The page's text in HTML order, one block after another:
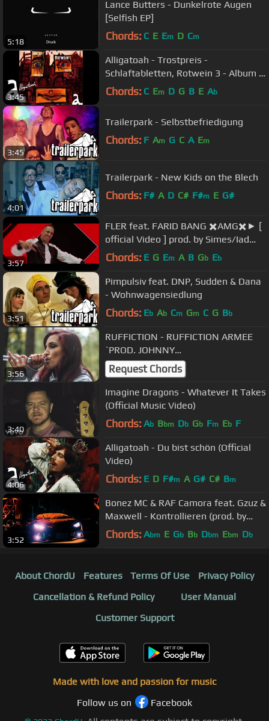
5:18
Lance Butters - Dunkelrote Augen
[Selfish EP]
Chords: C E Em D Cm
3:45
Alligatoah - Trostpreis -
Schlaftabletten, Rotwein 3 - Album -
Track 17
Chords: C Em D G B E Ab
3:45
Trailerpark - Selbstbefriedigung
Chords: F Am G C A Em
4:01
Trailerpark - New Kids on the Blech
Chords: F# A D C# F#m E G#
3:57
FLER feat. FARID BANG ✖️AMG✖️► [
official Video ] prod. by Simes/Iad
Aslan/Bad Grooves
Chords: E G Em A B Gb Eb
3:51
Pimpulsiv feat. DNP, Sudden & Dana
- Wohnwagensiedlung
Chords: Eb Ab Cm Gm C G Bb
3:56
RUFFICTION - RUFFICTION ARMEE
`PROD. JOHNNY
ILLSTRUMENT`(OFFICIAL HD VIDEO)
Request Chords
3:40
Imagine Dragons - Whatever It Takes
(Official Music Video)
Chords: Ab Bbm Db Gb Fm Eb F
4:06
Alligatoah - Du bist schön (Official
Video)
Chords: E D F#m A G# C# Bm
3:52
Bonez MC & RAF Camora feat. Gzuz &
Maxwell - Kontrollieren (prod. by
Beataura & RAF Camora)
Chords: Abm E Gb Bb Dbm Ebm Db
About ChordU Features Terms Of Use
Privacy Policy
Cancellation & Refund Policy
User Manual
Customer Support
Made with love and passion for music
Follow us on
Facebook